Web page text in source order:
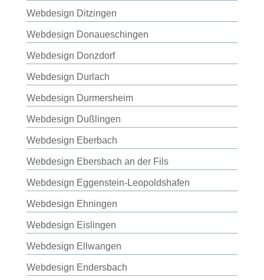
Webdesign Ditzingen
Webdesign Donaueschingen
Webdesign Donzdorf
Webdesign Durlach
Webdesign Durmersheim
Webdesign Dußlingen
Webdesign Eberbach
Webdesign Ebersbach an der Fils
Webdesign Eggenstein-Leopoldshafen
Webdesign Ehningen
Webdesign Eislingen
Webdesign Ellwangen
Webdesign Endersbach